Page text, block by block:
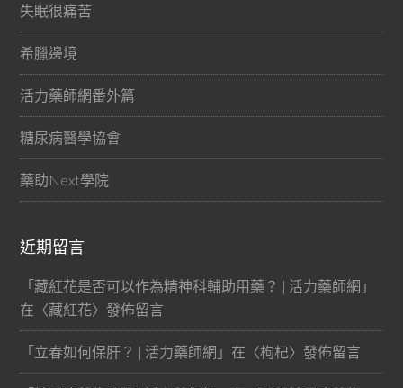
失眠很痛苦
希臘邊境
活力藥師網番外篇
糖尿病醫學協會
藥助Next學院
近期留言
「藏紅花是否可以作為精神科輔助用藥？ | 活力藥師網 」
在〈藏紅花〉發佈留言
「立春如何保肝？ | 活力藥師網 」在〈枸杞〉發佈留言